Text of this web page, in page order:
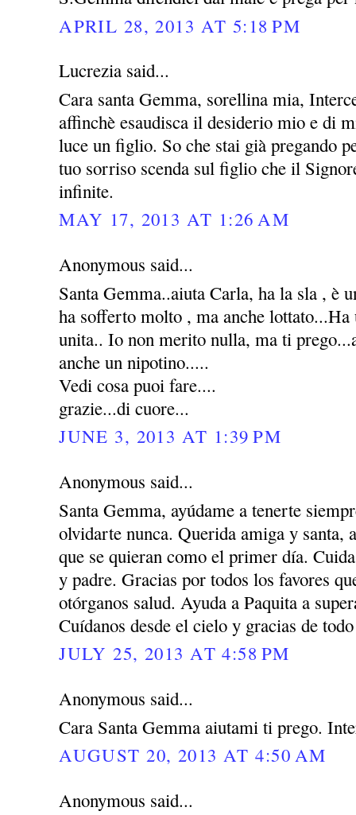
APRIL 28, 2013 AT 5:18 PM
Lucrezia said...
Cara santa Gemma, sorellina mia,
affinchè esaudisca il desiderio mio e di
luce un figlio. So che stai già pregando
tuo sorriso scenda sul figlio che il
infinite.
MAY 17, 2013 AT 1:26 AM
Anonymous said...
Santa Gemma..aiuta Carla, ha la sla , è
ha sofferto molto , ma anche
unita.. Io non merito nulla, ma ti
anche un nipotino.....
Vedi cosa puoi fare....
grazie...di cuore...
JUNE 3, 2013 AT 1:39 PM
Anonymous said...
Santa Gemma, ayúdame a tenerte
olvidarte nunca. Querida amiga y santa,
que se quieran como el primer día.
y padre. Gracias por todos los favores
otórganos salud. Ayuda a Paquita a
Cuídanos desde el cielo y gracias de
JULY 25, 2013 AT 4:58 PM
Anonymous said...
Cara Santa Gemma aiutami ti prego.
AUGUST 20, 2013 AT 4:50 AM
Anonymous said...